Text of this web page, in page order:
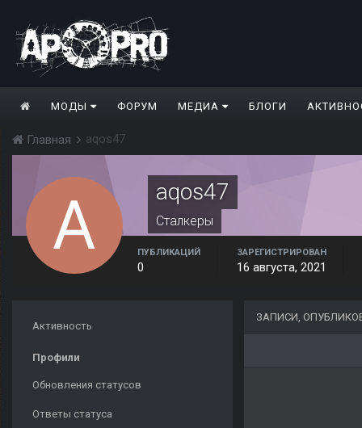
МОДЫ ФОРУМ МЕДИА БЛОГИ
Главная aqos47
aqos47
Сталкеры
ПУБЛИКАЦИЙ
0
ЗАРЕГИСТРИРОВАН
16 августа, 2021
Активность
Профили
Обновления статусов
Ответы статуса
ЗАПИСИ,